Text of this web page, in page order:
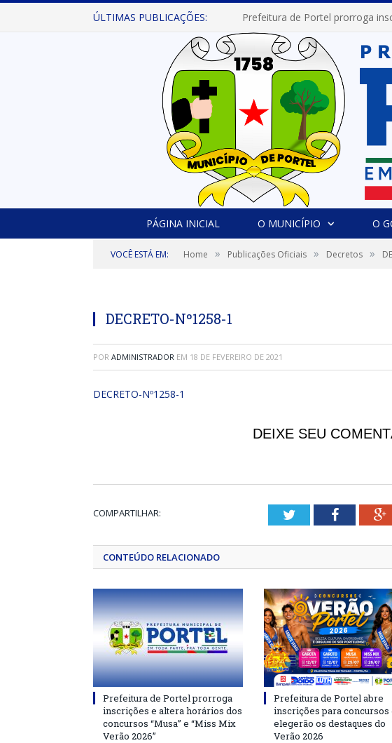
ÚLTIMAS PUBLICAÇÕES:
PÁGINA INICIAL O MUNICÍPIO O
VOCÊ ESTÁ EM: Home » Publicações Oficiais » Decretos »
DECRETO-Nº1258-1
POR ADMINISTRADOR EM 18 DE FEVEREIRO DE 2021
DECRETO-Nº1258-1
DEIXE SEU
COMPARTILHAR: TwitterFacebook
CONTEÚDO RELACIONADO
Prefeitura de Portel prorroga
inscrições e altera horários dos
concursos “Musa” e “Miss Mix
Verão 2026”
Prefeitura de Portel abre
inscrições para concursos
elegerão os destaques do
Verão 2026